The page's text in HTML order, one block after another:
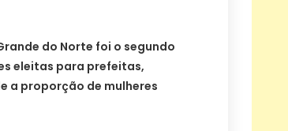
do Norte foi o segundo
eleitas para prefeitas,
a proporção de mulheres